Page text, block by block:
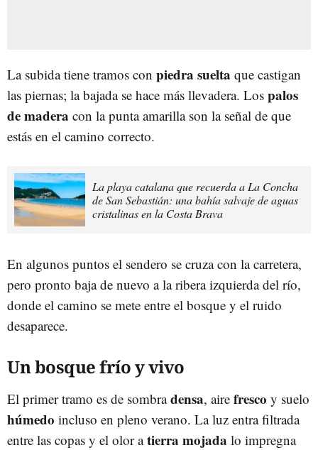
La subida tiene tramos con piedra suelta que castigan
las piernas; la bajada se hace más llevadera. Los palos
de madera con la punta amarilla son la señal de que
estás en el camino correcto.
La playa catalana que recuerda a La Concha
de San Sebastián: una bahía salvaje de aguas
cristalinas en la Costa Brava
En algunos puntos el sendero se cruza con la carretera,
pero pronto baja de nuevo a la ribera izquierda del río,
donde el camino se mete entre el bosque y el ruido
desaparece.
Un bosque frío y vivo
El primer tramo es de sombradensa, aire fresco y suelo
húmedo incluso en pleno verano. La luz entra filtrada
entre las copas y el olor atierra mojada lo impregna